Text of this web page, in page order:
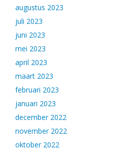
augustus 2023
juli 2023
juni 2023
mei 2023
april 2023
maart 2023
februari 2023
januari 2023
december 2022
november 2022
oktober 2022